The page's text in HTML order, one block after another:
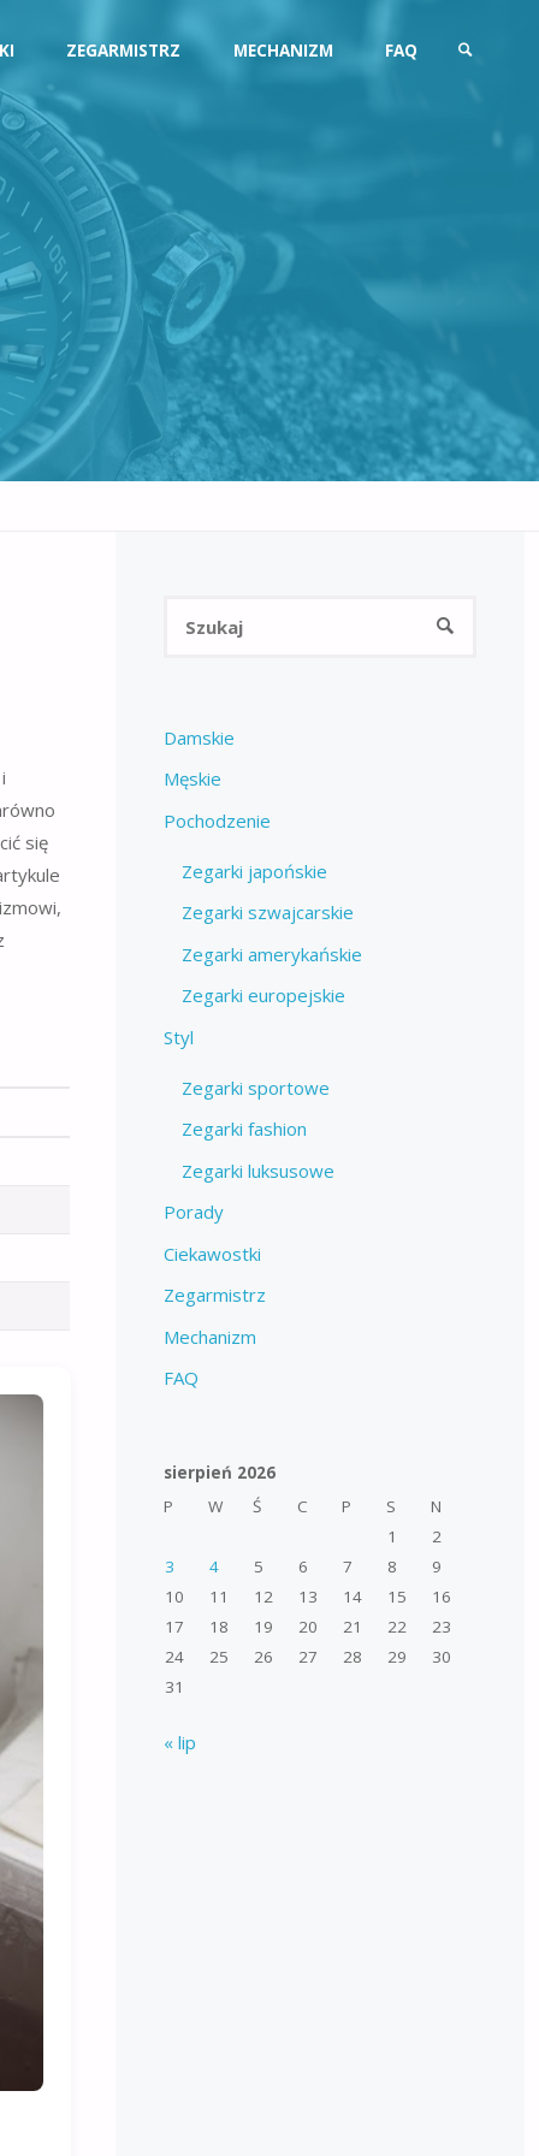
ZEGARMISTRZ MECHANIZM FAQ
SZUKAJ
się
SZUKAJ
Damskie
Męskie
Pochodzenie
Zegarki japońskie
Zegarki szwajcarskie
Zegarki amerykańskie
Zegarki europejskie
Styl
Zegarki sportowe
Zegarki fashion
Zegarki luksusowe
Porady
Ciekawostki
Zegarmistrz
Mechanizm
FAQ
sierpień 2026
P
W Ś C P S
N
1
2
3
4 5 6 7 8
9
10
11 12 13 14 15
16
17
18 19 20 21 22
23
24
25 26 27 28 29
30
31
« lip